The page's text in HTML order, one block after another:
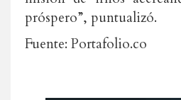
próspero”, puntualizó.
Fuente: Portafolio.co